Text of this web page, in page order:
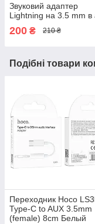
Звуковий адаптер
Lightning на 3.5 mm в
200 ₴ 210 ₴
Подібні товари
Переходник Hoco
Type-C to AUX 3.5mm
(female) 8cm Белый